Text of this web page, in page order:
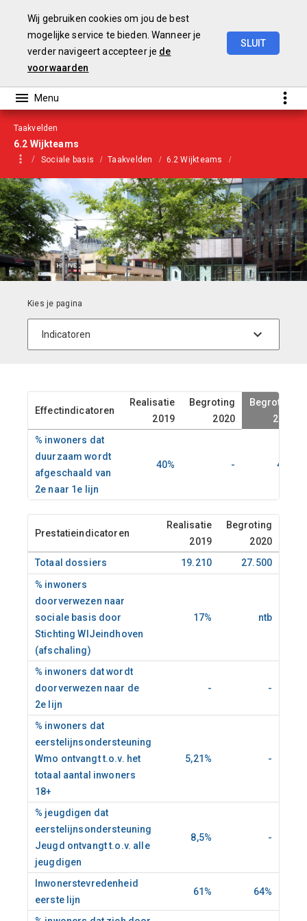
Taakvelden
6.2 Wijkteams
Sociale basis Taakvelden
6.2 Wijkteams
Indicatoren
Effectindicatoren
Realisatie
2019
Begroting
2020
Begroting
2021
% inwoners dat
duurzaam wordt
afgeschaald van
2e naar 1e lijn
40% - 40%
Prestatieindicatoren
Realisatie
2019
Begroting
2020
Totaal dossiers 19.210 27.500
% inwoners
doorverwezen naar
sociale basis door
Stichting WIJeindhoven
(afschaling)
17% ntb
% inwoners dat wordt
doorverwezen naar de
2e lijn
- -
% inwoners dat
eerstelijnsondersteuning
Wmo ontvangt t.o.v. het
totaal aantal inwoners
18+
5,21% -
% jeugdigen dat
eerstelijnsondersteuning
Jeugd ontvangt t.o.v. alle
jeugdigen
8,5% -
Inwonerstevredenheid
eerste lijn
61% 64%
Wij gebruiken cookies om jou de best
mogelijke service te bieden. Wanneer je
verder navigeert accepteer je de
voorwaarden
SLUIT